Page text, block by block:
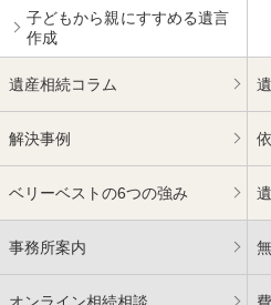
子どもから親にすすめる遺言
作成
遺産相続コラム
解決事例
ベリーベストの6つの強み
事務所案内
オンライン相続相談